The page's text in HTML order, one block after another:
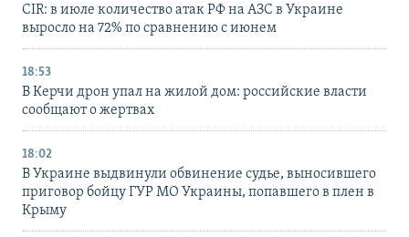
CIR: в июле количество атак РФ на АЗС в Украине
выросло на 72% по сравнению с июнем
18:53
В Керчи дрон упал на жилой дом: российские власти
сообщают о жертвах
18:02
В Украине выдвинули обвинение судье, выносившего
приговор бойцу ГУР МО Украины, попавшего в плен в
Крыму